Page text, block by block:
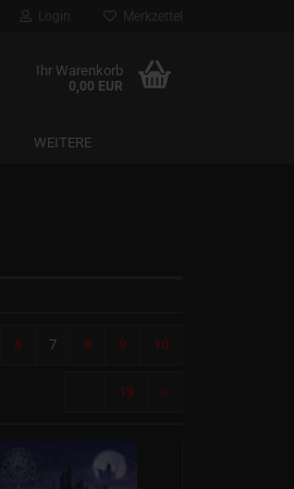
Login Merkzettel
Ihr Warenkorb
0,00 EUR
WEITERE
6 7 8 9 10
... 19 »